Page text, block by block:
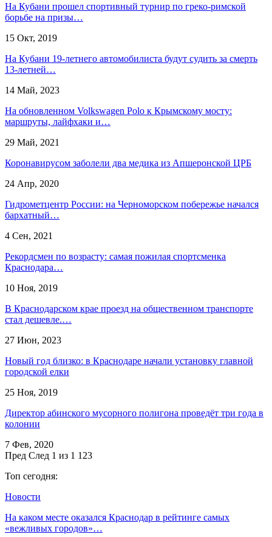
На Кубани прошел спортивный турнир по греко-римской
борьбе на призы…
15 Окт, 2019
На Кубани 19-летнего автомобилиста будут судить за смерть
13-летней…
14 Май, 2023
На обновленном Volkswagen Polo к Крымскому мосту:
маршруты, лайфхаки и…
29 Май, 2021
Коронавирусом заболели два медика из Апшеронской ЦРБ
24 Апр, 2020
Гидрометцентр России: на Черноморском побережье начался
бархатный…
4 Сен, 2021
Рекордсмен по возрасту: самая пожилая спортсменка
Краснодара…
10 Ноя, 2019
В Краснодарском крае проезд на общественном транспорте
стал дешевле.…
27 Июн, 2023
Новый год близко: в Краснодаре начали установку главной
городской елки
25 Ноя, 2019
Директор абинского мусорного полигона проведёт три года в
колонии
7 Фев, 2020
Пред След 1 из 1 123
Топ сегодня:
Новости
На каком месте оказался Краснодар в рейтинге самых
«вежливых городов»…